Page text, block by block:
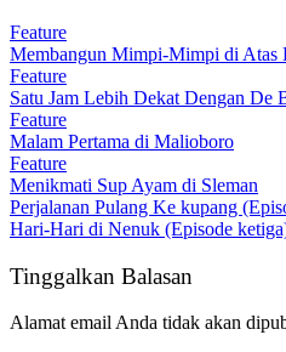
Feature
Membangun Mimpi-Mimpi di Atas
Feature
Satu Jam Lebih Dekat Dengan De
Feature
Malam Pertama di Malioboro
Feature
Menikmati Sup Ayam di Sleman
Perjalanan Pulang Ke kupang
Hari-Hari di Nenuk (Episode
Tinggalkan Balasan
Alamat email Anda tidak akan